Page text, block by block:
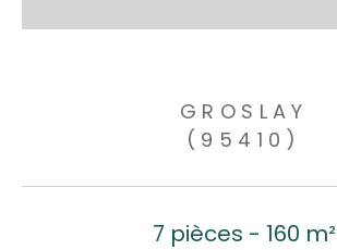
GROSLAY
(95410)
7 pièces - 160 m²